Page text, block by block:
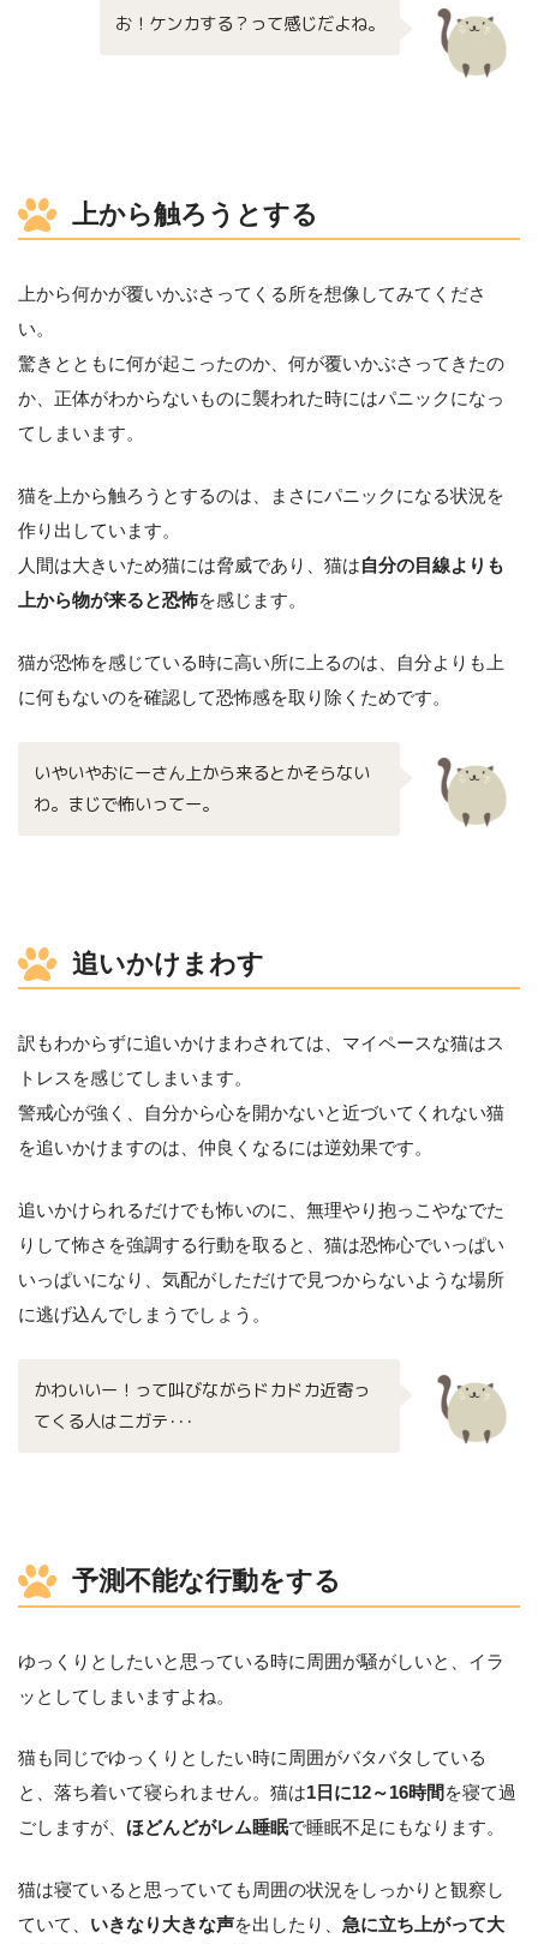
お！ケンカする？って感じだよね。
上から触ろうとする
上から何かが覆いかぶさってくる所を想像してみてくださ
い。
驚きとともに何が起こったのか、何が覆いかぶさってきたの
か、正体がわからないものに襲われた時にはパニックになっ
てしまいます。
猫を上から触ろうとするのは、まさにパニックになる状況を
作り出しています。
人間は大きいため猫には脅威であり、猫は自分の目線よりも
上から物が来ると恐怖を感じます。
猫が恐怖を感じている時に高い所に上るのは、自分よりも上
に何もないのを確認して恐怖感を取り除くためです。
いやいやおにーさん上から来るとかそらない
わ。まじで怖いってー。
追いかけまわす
訳もわからずに追いかけまわされては、マイペースな猫はス
トレスを感じてしまいます。
警戒心が強く、自分から心を開かないと近づいてくれない猫
を追いかけますのは、仲良くなるには逆効果です。
追いかけられるだけでも怖いのに、無理やり抱っこやなでた
りして怖さを強調する行動を取ると、猫は恐怖心でいっぱい
いっぱいになり、気配がしただけで見つからないような場所
に逃げ込んでしまうでしょう。
かわいいー！って叫びながらドカドカ近寄っ
てくる人はニガテ･･･
予測不能な行動をする
ゆっくりとしたいと思っている時に周囲が騒がしいと、イラ
ッとしてしまいますよね。
猫も同じでゆっくりとしたい時に周囲がバタバタしている
と、落ち着いて寝られません。猫は1日に12～16時間 を寝て過
ごしますが、 ほどんどがレム睡眠で睡眠不足にもなります。
猫は寝ていると思っていても周囲の状況をしっかりと観察し
ていて、 いきなり大きな声を出したり、 急に立ち上がって大